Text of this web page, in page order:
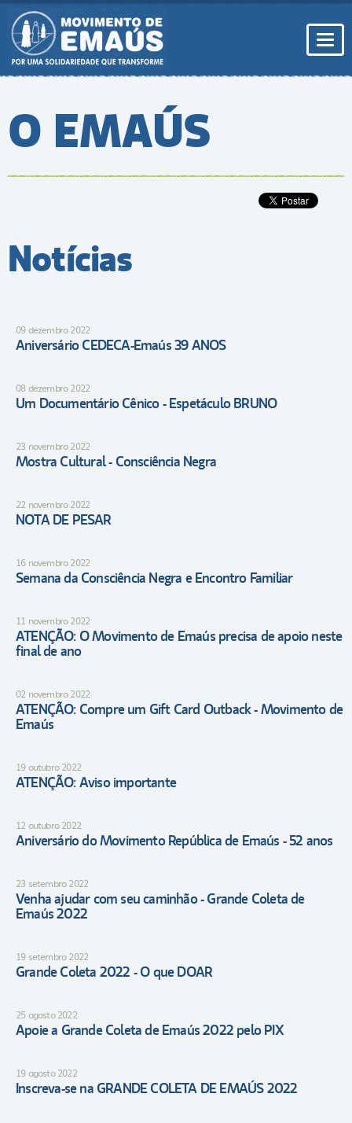
Pular
para
conteúdo
O EMAÚS
Notícias
09 dezembro 2022
Aniversário CEDECA-Emaús 39 ANOS
08 dezembro 2022
Um Documentário Cênico - Espetáculo BRUNO
23 novembro 2022
Mostra Cultural - Consciência Negra
22 novembro 2022
NOTA DE PESAR
16 novembro 2022
Semana da Consciência Negra e Encontro Familiar
11 novembro 2022
ATENÇÃO: O Movimento de Emaús precisa de apoio neste
final de ano
02 novembro 2022
ATENÇÃO: Compre um Gift Card Outback - Movimento de
Emaús
19 outubro 2022
ATENÇÃO: Aviso importante
12 outubro 2022
Aniversário do Movimento República de Emaús - 52 anos
23 setembro 2022
Venha ajudar com seu caminhão - Grande Coleta de
Emaús 2022
19 setembro 2022
Grande Coleta 2022 - O que DOAR
25 agosto 2022
Apoie a Grande Coleta de Emaús 2022 pelo PIX
19 agosto 2022
Inscreva-se na GRANDE COLETA DE EMAÚS 2022